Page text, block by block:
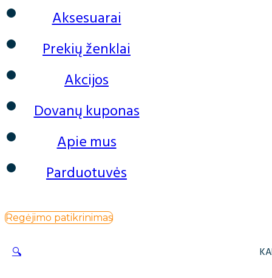
Aksesuarai
Prekių ženklai
Akcijos
Dovanų kuponas
Apie mus
Parduotuvės
Regėjimo patikrinimas
🔍